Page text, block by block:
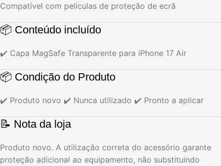
Compatível com películas de proteção de ecrã
📦 Conteúdo incluído
✔️ Capa MagSafe Transparente para iPhone 17 Air
📦 Condição do Produto
✔️ Produto novo ✔️ Nunca utilizado ✔️ Pronto a aplicar
📝 Nota da loja
Produto novo. A utilização correta do acessório garante
proteção adicional ao equipamento, não substituindo